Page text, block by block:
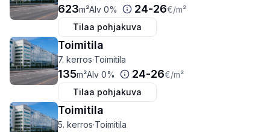
623m²Alv 0% 24-26€/m²
Tilaa pohjakuva
Toimitila
7. kerros·Toimitila
135m²Alv 0% 24-26€/m²
Tilaa pohjakuva
Toimitila
5. kerros·Toimitila